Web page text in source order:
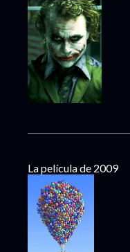
La película de 2009